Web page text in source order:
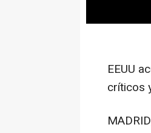
EEUU
críticos